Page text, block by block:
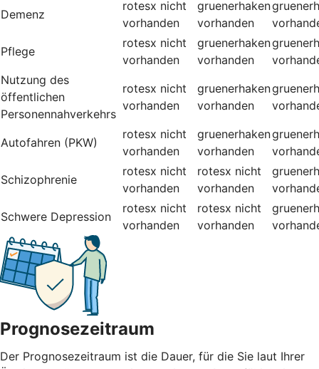
Demenz
rotesx nicht
vorhanden
gruenerhaken
vorhanden
Pflege
rotesx nicht
vorhanden
gruenerhaken
vorhanden
Nutzung des
öffentlichen
Personennahverkehrs
rotesx nicht
vorhanden
gruenerhaken
vorhanden
Autofahren (PKW)
rotesx nicht
vorhanden
gruenerhaken
vorhanden
Schizophrenie
rotesx nicht
vorhanden
rotesx nicht
vorhanden
Schwere Depression
rotesx nicht
vorhanden
rotesx nicht
vorhanden
Prognosezeitraum
Der Prognosezeitraum ist die Dauer, für die Sie laut Ihrer